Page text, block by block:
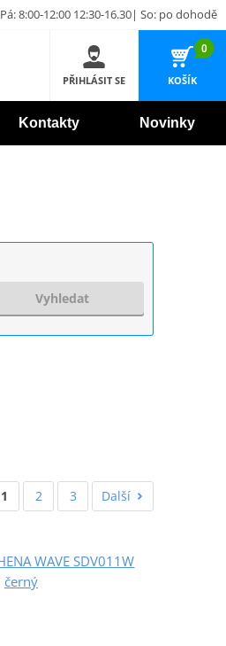
8:00-12:00 12:30-16.30| So: po dohodě
PŘIHLÁSIT SE
0
KOŠÍK
Kontakty Novinky
Vyhledat
1 2 3 Další
WAVE SDV011W
černý